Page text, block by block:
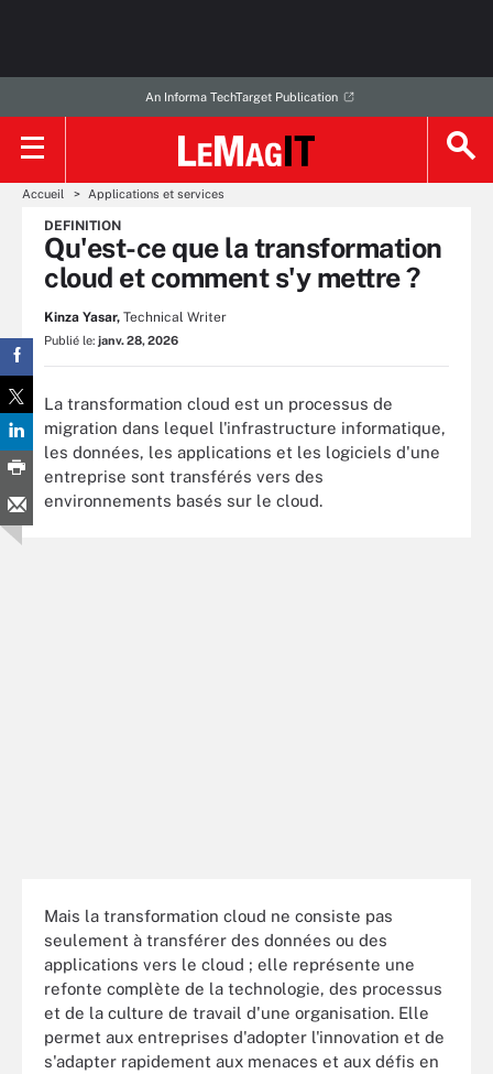
An Informa TechTarget Publication
Accueil Applications et services
DEFINITION
Qu'est-ce que la transformation
cloud et comment s'y mettre ?
Kinza Yasar, Technical Writer
Publié le: janv. 28, 2026
La transformation cloud est un processus de
migration dans lequel l'infrastructure informatique,
les données, les applications et les logiciels d'une
entreprise sont transférés vers des
environnements basés sur le cloud.
Mais la transformation cloud ne consiste pas
seulement à transférer des données ou des
applications vers le cloud ; elle représente une
refonte complète de la technologie, des processus
et de la culture de travail d'une organisation. Elle
permet aux entreprises d'adopter l'innovation et de
s'adapter rapidement aux menaces et aux défis en